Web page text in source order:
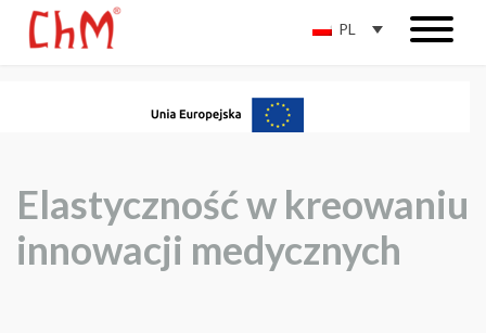
PL
Elastyczność w kreowaniu
innowacji medycznych